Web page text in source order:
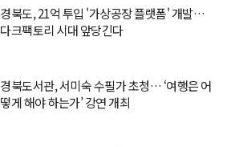
경북도, 21억 투입 '가상공장 플랫폼' 개발…
다크팩토리 시대 앞당긴다
경북도서관, 서미숙 수필가 초청… ‘여행은 어
떻게 해야 하는가’ 강연 개최